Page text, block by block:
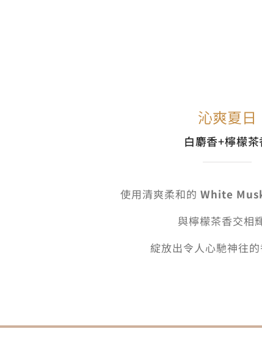
沁爽夏日
白麝香+檸檬茶
使用清爽柔和的 White
與檸檬茶香交相
綻放出令人心馳神往